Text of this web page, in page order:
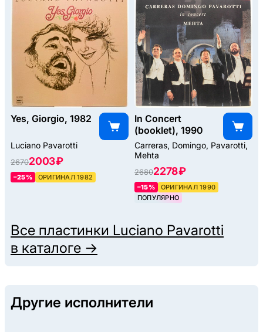
Yes, Giorgio, 1982
Luciano Pavarotti
26702003 ₽
–25% ОРИГИНАЛ 1982
In Concert
(booklet), 1990
Carreras, Domingo, Pavarotti,
Mehta
26802278 ₽
–15%
ОРИГИНАЛ 1990
ПОПУЛЯРНО
Все пластинки Luciano Pavarotti
в каталоге →
Другие исполнители